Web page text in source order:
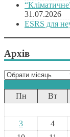
31.07.2026
ESRS для
Архів
Архів
Пн
Вт
3
4